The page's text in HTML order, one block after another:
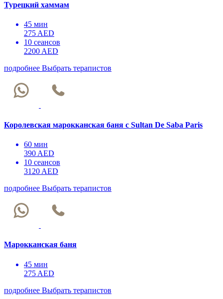
Турецкий хаммам
45 мин
275 AED
10 сеансов
2200 AED
подробнее Выбрать терапистов
Королевская марокканская баня с Sultan De Saba Paris
60 мин
390 AED
10 сеансов
3120 AED
подробнее Выбрать терапистов
Марокканская баня
45 мин
275 AED
подробнее Выбрать терапистов